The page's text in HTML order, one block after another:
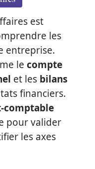
est
les
entreprise.
le compte
et les bilans
financiers.
comptable
pour valider
les axes